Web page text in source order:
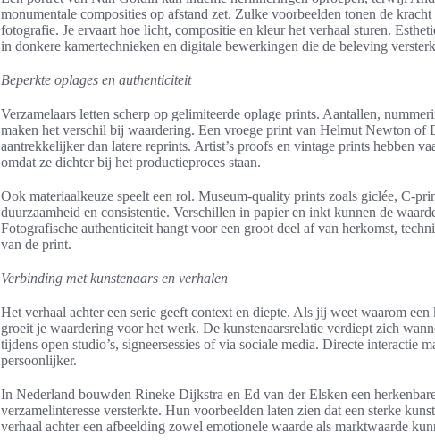
monumentale composities op afstand zet. Zulke voorbeelden tonen de
fotografie. Je ervaart hoe licht, compositie en kleur het verhaal sturen.
in donkere kamertechnieken en digitale bewerkingen die de beleving
Beperkte oplages en authenticiteit
Verzamelaars letten scherp op gelimiteerde oplage prints. Aantallen,
maken het verschil bij waardering. Een vroege print van Helmut Newton of
aantrekkelijker dan latere reprints. Artist’s proofs en vintage prints hebben
omdat ze dichter bij het productieproces staan.
Ook materiaalkeuze speelt een rol. Museum-quality prints zoals giclée, C-
duurzaamheid en consistentie. Verschillen in papier en inkt kunnen de
Fotografische authenticiteit hangt voor een groot deel af van herkomst,
van de print.
Verbinding met kunstenaars en verhalen
Het verhaal achter een serie geeft context en diepte. Als jij weet waarom een
groeit je waardering voor het werk. De kunstenaarsrelatie verdiept zich
tijdens open studio’s, signeersessies of via sociale media. Directe interactie
persoonlijker.
In Nederland bouwden Rineke Dijkstra en Ed van der Elsken een
verzamelinteresse versterkte. Hun voorbeelden laten zien dat een sterke
verhaal achter een afbeelding zowel emotionele waarde als marktwaarde